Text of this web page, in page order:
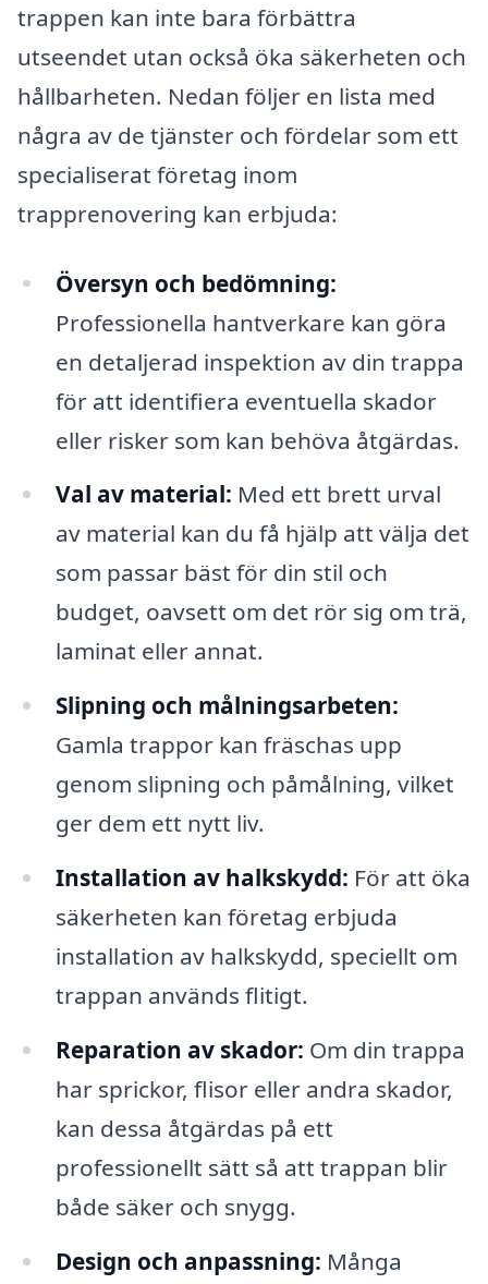
trappen kan inte bara förbättra
utseendet utan också öka säkerheten och
hållbarheten. Nedan följer en lista med
några av de tjänster och fördelar som ett
specialiserat företag inom
trapprenovering kan erbjuda:
Översyn och bedömning:
Professionella hantverkare kan göra
en detaljerad inspektion av din trappa
för att identifiera eventuella skador
eller risker som kan behöva åtgärdas.
Val av material: Med ett brett urval
av material kan du få hjälp att välja det
som passar bäst för din stil och
budget, oavsett om det rör sig om trä,
laminat eller annat.
Slipning och målningsarbeten:
Gamla trappor kan fräschas upp
genom slipning och påmålning, vilket
ger dem ett nytt liv.
Installation av halkskydd: För att öka
säkerheten kan företag erbjuda
installation av halkskydd, speciellt om
trappan används flitigt.
Reparation av skador: Om din trappa
har sprickor, flisor eller andra skador,
kan dessa åtgärdas på ett
professionellt sätt så att trappan blir
både säker och snygg.
Design och anpassning: Många